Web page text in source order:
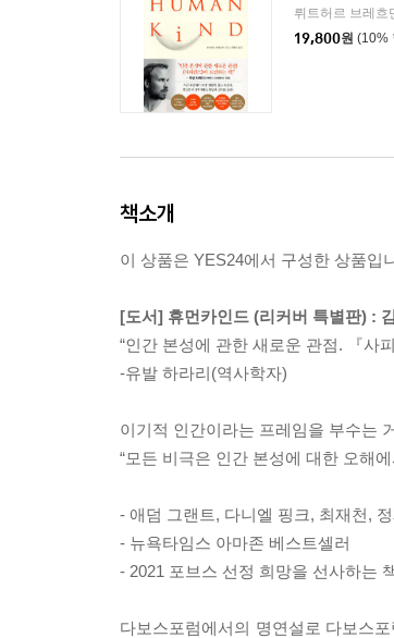
뤼트허르 브레흐
19,800원 (10%
책소개
이 상품은 YES24에서 구성한 상품입
[도서] 휴먼카인드 (리커버 특별판) :
“인간 본성에 관한 새로운 관점. 『사
-유발 하라리(역사학자)
이기적 인간이라는 프레임을 부수는
“모든 비극은 인간 본성에 대한 오해
- 애덤 그랜트, 다니엘 핑크, 최재천,
- 뉴욕타임스 아마존 베스트셀러
- 2021 포브스 선정 희망을 선사하는
다보스포럼에서의 명연설로 다보스